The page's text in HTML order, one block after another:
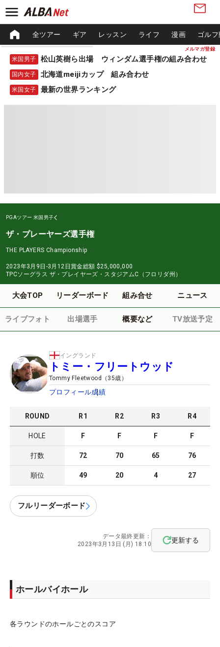
メルマガ登録
全ツアー ギア レッスン ライフ 漫画 ゴル
米国男子 松山英樹ら出場 ウィンダム選手権の組み合わせ
国内女子 北海道meijiカップ 組み合わせ
米国女子 最新の世界ランキング
PGAツアー 米国男子
ザ・プレーヤーズ選手権
THE PLAYERS Championship
2023年3月9日-3月12日賞金総額 $25,000,000
TPCソーグラス ザ・プレイヤーズ・スタジアムC（フロリダ州）
大会TOP リーダーボード 組み合せ ニュース
ライブフォト 出場選手 概要など TV放送予定
イングランド
トミー・フリートウッド
Tommy Fleetwood （ 35歳）
プロフィール成績
ROUND R1 R2 R3 R4
HOLE F F F F
打数 72 70 65 76
順位 49 20 4 27
フルリーダーボード
データ最終更新：
2023年3月13日 (月) 18:10
更新する
ホールバイホール
各ラウンドのホールごとのスコア